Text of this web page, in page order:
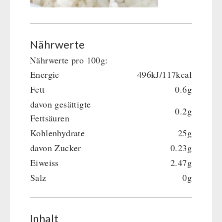
Nährwerte
Nährwerte pro 100g:
Energie
496kJ/117kcal
Fett
0.6g
davon gesättigte
Fettsäuren
0.2g
Kohlenhydrate
25g
davon Zucker
0.23g
Eiweiss
2.47g
Salz
0g
Inhalt